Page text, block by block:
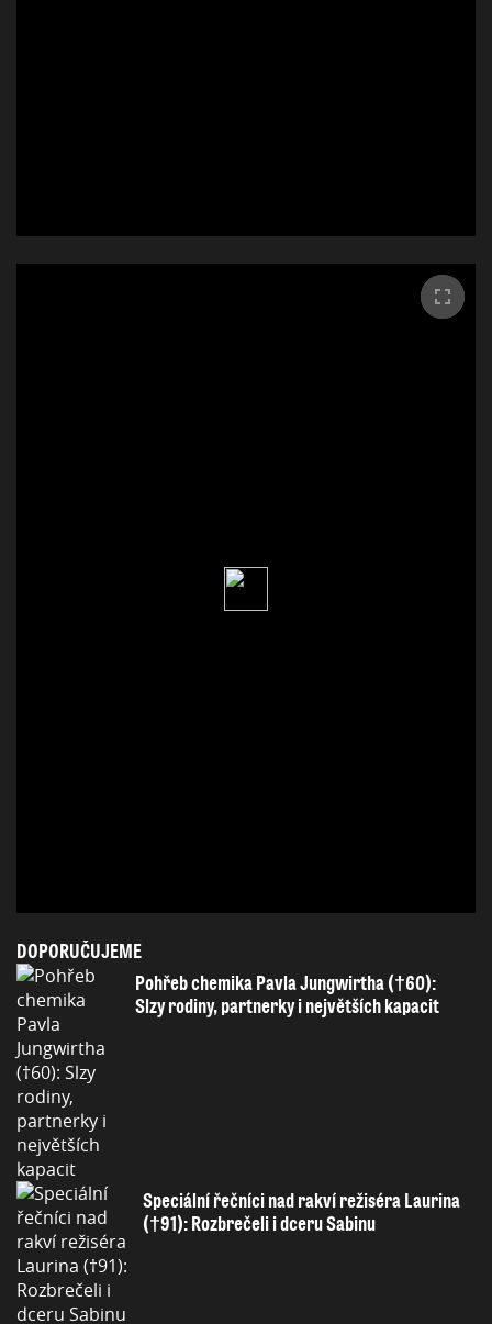
DOPORUČUJEME
Pohřeb chemika Pavla Jungwirtha (†60):
Slzy rodiny, partnerky i největších kapacit
Speciální řečníci nad rakví režiséra Laurina
(†91): Rozbrečeli i dceru Sabinu